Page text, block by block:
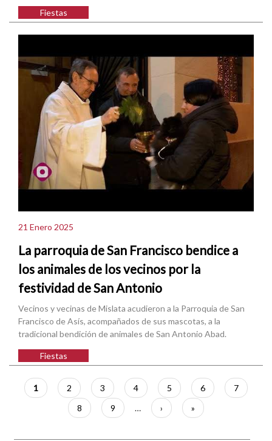
Fiestas
21 Enero 2025
La parroquia de San Francisco bendice a
los animales de los vecinos por la
festividad de San Antonio
Vecinos y vecinas de Mislata acudieron a la Parroquia de San
Francisco de Asís, acompañados de sus mascotas, a la
tradicional bendición de animales de San Antonio Abad.
Fiestas
Paginación
Página
actual
1 Página
2 Página
3 Página
4 Página
5 Página
6 Página
7
Página
8 Página
9 …
Siguiente
página
›
Última
página
»